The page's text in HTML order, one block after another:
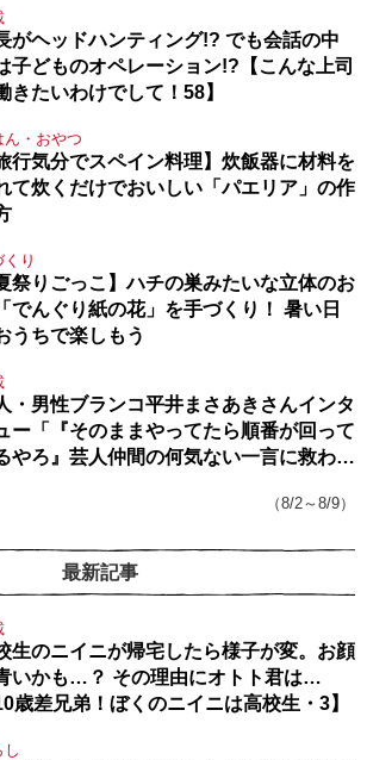
がヘッドハンティング!? でも会話の中
子どものオペレーション!?【こんな上司
きたいわけでして！58】
ん・おやつ
行気分でスペイン料理】炊飯器に材料を
て炊くだけでおいしい「パエリア」の作
り
祭りごっこ】ハチの巣みたいな立体のお
でんぐり紙の花」を手づくり！ 暑い日
うちで楽しもう
・男性ブランコ平井まさあきさんインタ
ー「『そのままやってたら順番が回って
やろ』芸人仲間の何気ない一言に救われ
（8/2～8/9）
最新記事
生のニイニが帰宅したら様子が変。お顔
いかも…？ その理由にオトト君は…
歳差兄弟！ぼくのニイニは高校生・3】
し